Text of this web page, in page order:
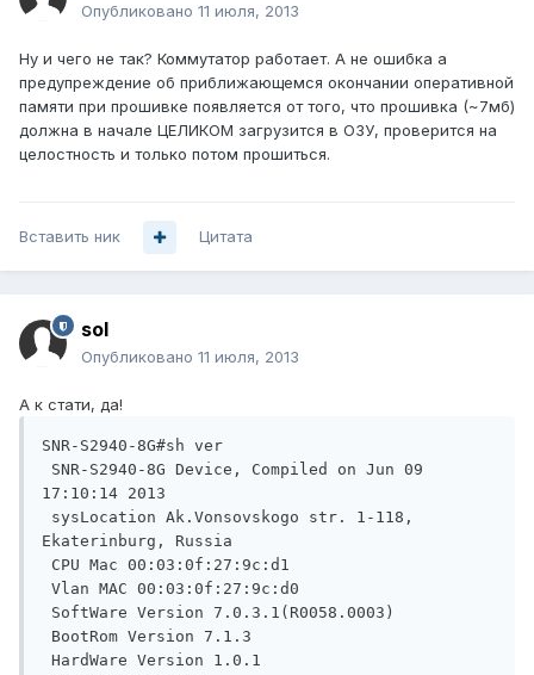
Опубликовано 11 июля, 2013
Ну и чего не так? Коммутатор работает. А не ошибка а
предупреждение об приближающемся окончании оперативной
памяти при прошивке появляется от того, что прошивка (~7мб)
должна в начале ЦЕЛИКОМ загрузится в ОЗУ, проверится на
целостность и только потом прошиться.
Вставить ник Цитата
sol
Опубликовано 11 июля, 2013
А к стати, да!
SNR-S2940-8G#sh ver
17:10:14 2013
Ekaterinburg, Russia